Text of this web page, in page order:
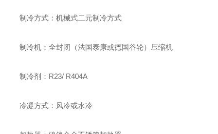
制冷方式：机械式二元制冷方式
制冷机：全封闭（法国泰康或德国谷轮）压缩机
制冷剂：R23/ R404A
冷凝方式：风冷或水冷